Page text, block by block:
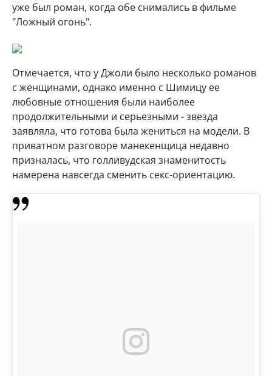
уже был роман, когда обе снимались в фильме
"Ложный огонь".
Отмечается, что у Джоли было несколько романов
с женщинами, однако именно с Шимицу ее
любовные отношения были наиболее
продолжительными и серьезными - звезда
заявляла, что готова была жениться на модели. В
приватном разговоре манекенщица недавно
призналась, что голливудская знаменитость
намерена навсегда сменить секс-ориентацию.